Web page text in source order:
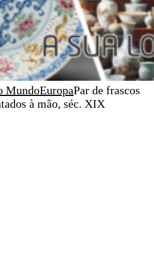
MundoEuropaPar de frascos
à mão, séc. XIX